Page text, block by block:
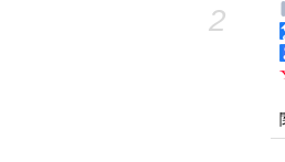
2